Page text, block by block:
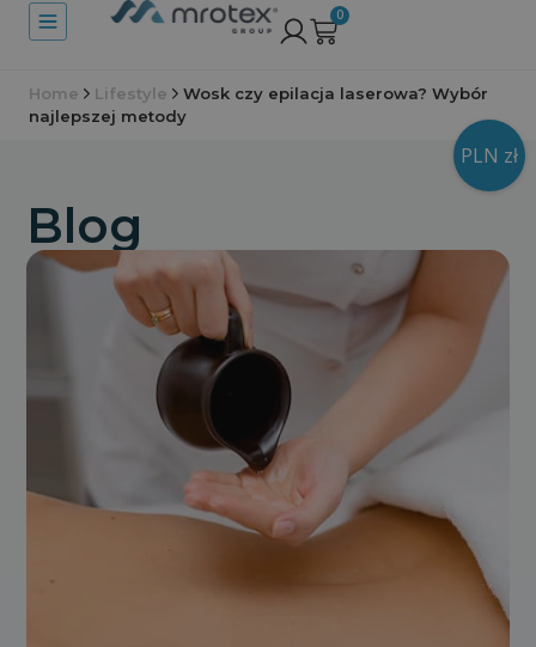
0
Home Lifestyle
Wosk czy epilacja laserowa? Wybór
najlepszej metody
Blog
PLN zł